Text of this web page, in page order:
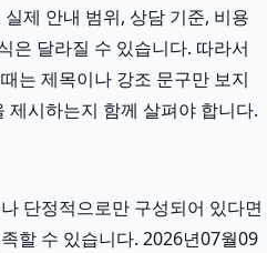
제 안내 범위, 상담 기준, 비용
은 달라질 수 있습니다. 따라서
는 제목이나 강조 문구만 보지
제시하는지 함께 살펴야 합니다.
단정적으로만 구성되어 있다면
할 수 있습니다. 2026년07월09